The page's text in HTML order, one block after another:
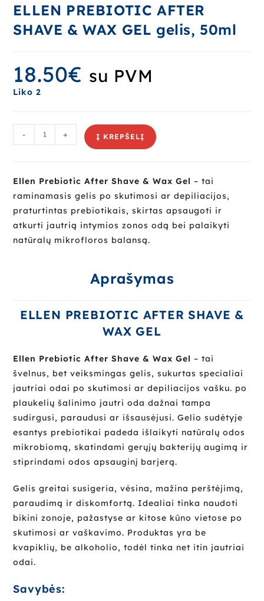
ELLEN PREBIOTIC AFTER
SHAVE & WAX GEL gelis, 50ml
18.50€ su PVM
Liko 2
- + Į KREPŠELĮ
Ellen Prebiotic After Shave & Wax Gel– tai
raminamasis gelis po skutimosi ar depiliacijos,
praturtintas prebiotikais, skirtas apsaugoti ir
atkurti jautrią intymios zonos odą bei palaikyti
natūralų mikrofloros balansą.
Aprašymas
ELLEN PREBIOTIC AFTER SHAVE &
WAX GEL
Ellen Prebiotic After Shave & Wax Gel – tai
švelnus, bet veiksmingas gelis, sukurtas specialiai
jautriai odai po skutimosi ar depiliacijos vašku. po
plaukelių šalinimo jautri oda dažnai tampa
sudirgusi, paraudusi ar išsausėjusi. Gelio sudėtyje
esantys prebiotikai padeda išlaikyti natūralų odos
mikrobiomą, skatindami gerųjų bakterijų augimą ir
stiprindami odos apsauginį barjerą.
Gelis greitai susigeria, vėsina, mažina perštėjimą,
paraudimą ir diskomfortą. Idealiai tinka naudoti
bikini zonoje, pažastyse ar kitose kūno vietose po
skutimosi ar vaškavimo. Produktas yra be
kvapiklių, be alkoholio, todėl tinka net itin jautriai
odai.
Savybės: